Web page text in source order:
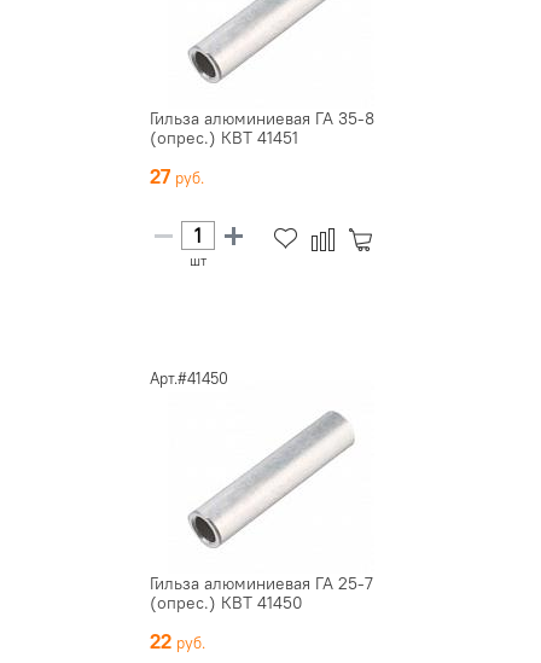
Гильза алюминиевая ГА 35-8
(опрес.) КВТ 41451
27
шт
Арт.#41450
Гильза алюминиевая ГА 25-7
(опрес.) КВТ 41450
22